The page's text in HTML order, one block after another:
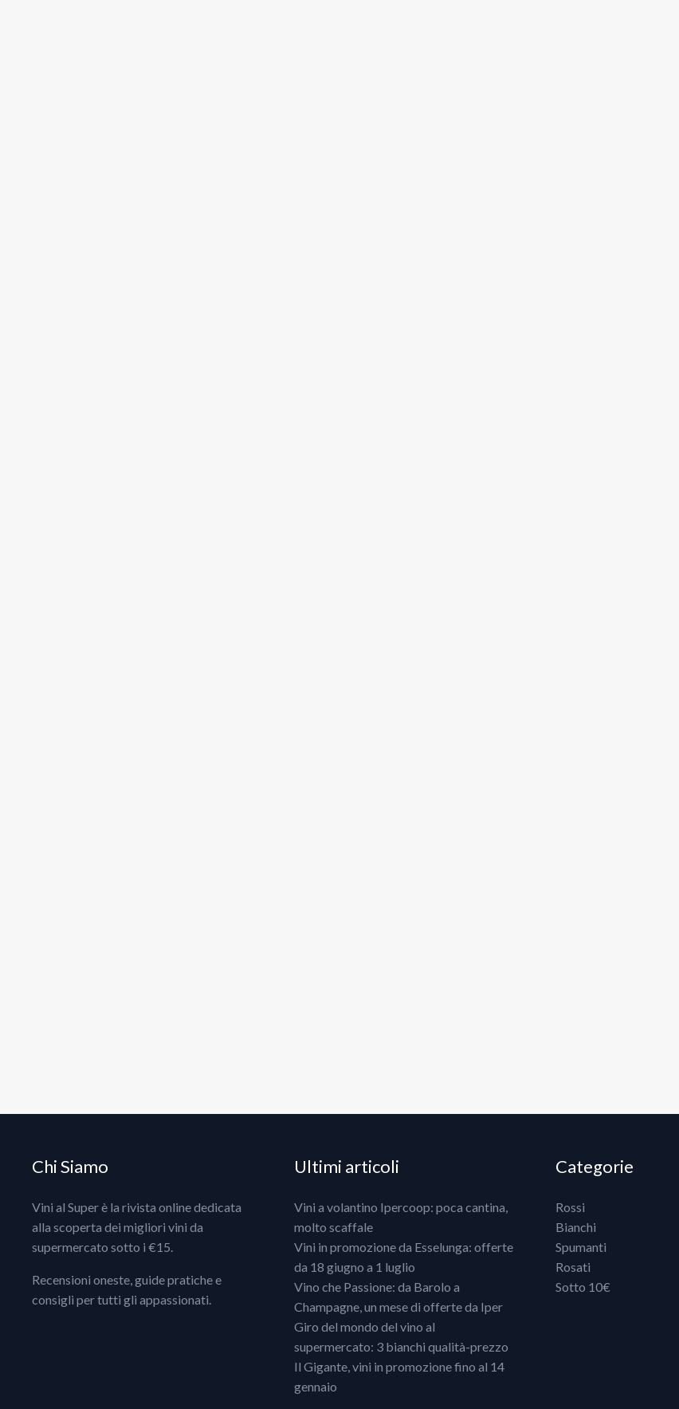
Chi Siamo
Vini al Super è la rivista online dedicata
alla scoperta dei migliori vini da
supermercato sotto i €15.
Recensioni oneste, guide pratiche e
consigli per tutti gli appassionati.
Ultimi articoli
Vini a volantino Ipercoop: poca cantina,
molto scaffale
Vini in promozione da Esselunga: offerte
da 18 giugno a 1 luglio
Vino che Passione: da Barolo a
Champagne, un mese di offerte da Iper
Giro del mondo del vino al
supermercato: 3 bianchi qualità-prezzo
Il Gigante, vini in promozione fino al 14
gennaio
Categorie
Rossi
Bianchi
Spumanti
Rosati
Sotto 10€